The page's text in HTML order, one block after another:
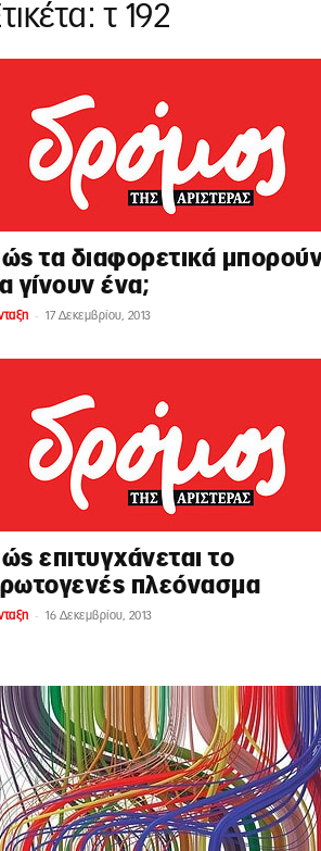
τ 192
τα διαφορετικά
γίνουν ένα;
- 17 Δεκεμβρίου, 2013
επιτυγχάνεται το
πλεόνασμα
- 16 Δεκεμβρίου, 2013